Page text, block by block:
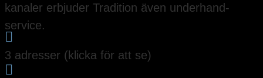
kanaler erbjuder Tradition även underhand-
service.

3 adresser (klicka för att se)
